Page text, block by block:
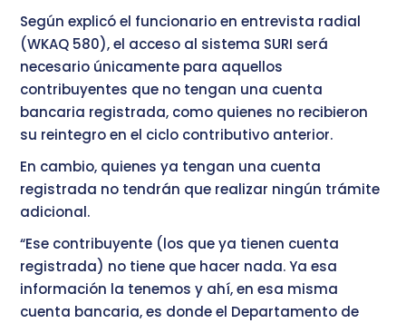
Según explicó el funcionario en entrevista radial
(WKAQ 580), el acceso al sistema SURI será
necesario únicamente para aquellos
contribuyentes que no tengan una cuenta
bancaria registrada, como quienes no recibieron
su reintegro en el ciclo contributivo anterior.
En cambio, quienes ya tengan una cuenta
registrada no tendrán que realizar ningún trámite
adicional.
“Ese contribuyente (los que ya tienen cuenta
registrada) no tiene que hacer nada. Ya esa
información la tenemos y ahí, en esa misma
cuenta bancaria, es donde el Departamento de